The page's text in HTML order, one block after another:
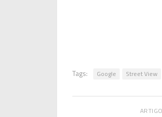
Tags: Google Street View